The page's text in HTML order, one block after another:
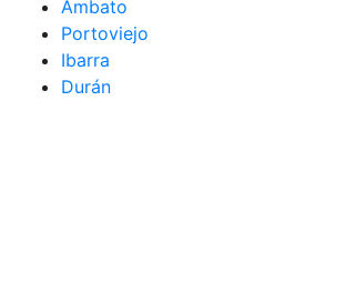
Ambato
Portoviejo
Ibarra
Durán